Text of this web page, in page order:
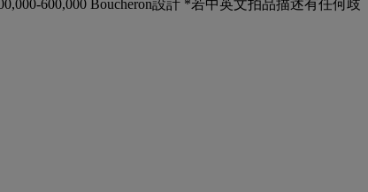
600,000 Boucheron設計 *若中英文拍品描述有任何歧